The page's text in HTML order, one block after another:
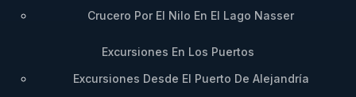
Crucero Por El Nilo En El Lago Nasser
Excursiones En Los Puertos
Excursiones Desde El Puerto De Alejandría